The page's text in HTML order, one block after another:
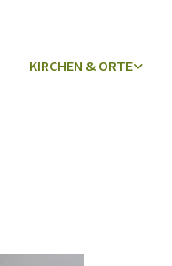
KIRCHEN & ORTE